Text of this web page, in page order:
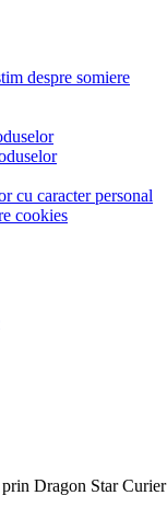
despre somiere
cu caracter personal
cookies
Dragon Star Curier